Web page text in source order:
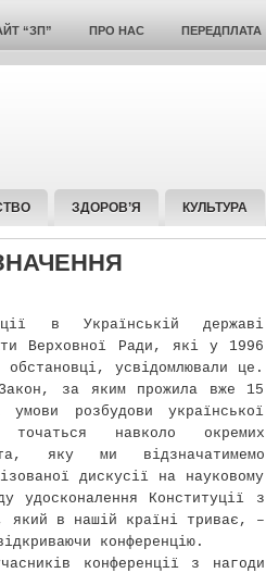
“ЗП” ПРО НАС ПЕРЕДПЛАТА
ЗДОРОВ’Я КУЛЬТУРА
в Українській державі
Верховної Ради, які у 1996
усвідомлювали це.
за яким прожила вже 15
розбудови української
навколо окремих
яку ми відзначатимемо
дискусії на науковому
удосконалення Конституції з
який в нашій країні триває, –
конференцію.
конференції з нагоди